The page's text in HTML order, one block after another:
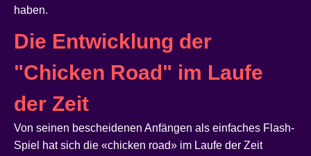
haben.
Die Entwicklung der
"Chicken Road" im Laufe
der Zeit
Von seinen bescheidenen Anfängen als einfaches Flash-
Spiel hat sich die «chicken road» im Laufe der Zeit